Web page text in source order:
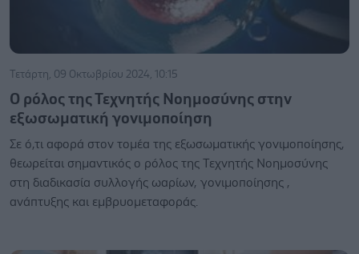
Τετάρτη, 09 Οκτωβρίου 2024, 10:15
Ο ρόλος της Τεχνητής Νοημοσύνης στην
εξωσωματική γονιμοποίηση
Σε ό,τι αφορά στον τομέα της εξωσωματικής γονιμοποίησης,
θεωρείται σημαντικός ο ρόλος της Τεχνητής Νοημοσύνης
στη διαδικασία συλλογής ωαρίων, γονιμοποίησης ,
ανάπτυξης και εμβρυομεταφοράς.